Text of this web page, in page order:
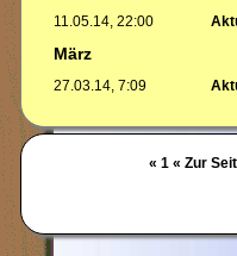
11.05.14, 22:00
März
27.03.14, 7:09
« 1 « Zur